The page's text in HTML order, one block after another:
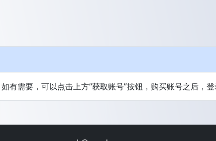
有需要，可以点击上方“获取账号”按钮，购买账号之后，